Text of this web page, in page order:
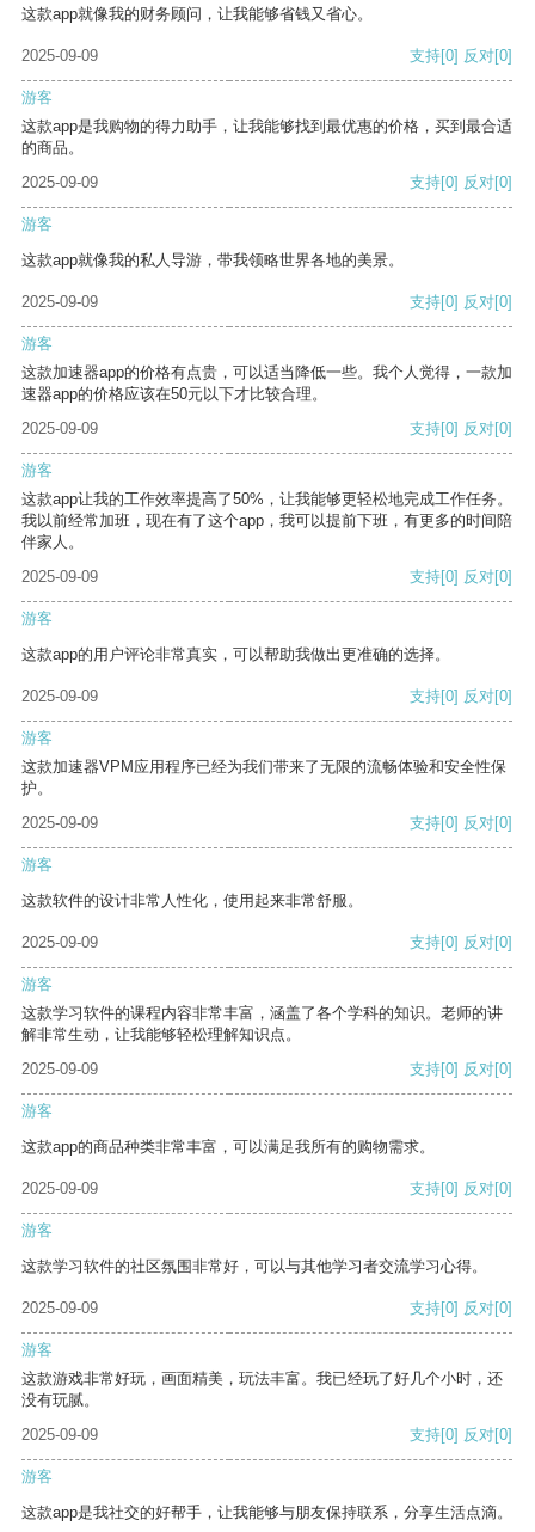
这款app就像我的财务顾问，让我能够省钱又省心。
2025-09-09 支持[0] 反对[0]
游客
这款app是我购物的得力助手，让我能够找到最优惠的价格，买到最合适
的商品。
2025-09-09
支持[0] 反对[0]
游客
这款app就像我的私人导游，带我领略世界各地的美景。
2025-09-09 支持[0] 反对[0]
游客
这款加速器app的价格有点贵，可以适当降低一些。我个人觉得，一款加
速器app的价格应该在50元以下才比较合理。
2025-09-09
支持[0] 反对[0]
游客
这款app让我的工作效率提高了50%，让我能够更轻松地完成工作任务。
我以前经常加班，现在有了这个app，我可以提前下班，有更多的时间陪
伴家人。
2025-09-09
支持[0] 反对[0]
游客
这款app的用户评论非常真实，可以帮助我做出更准确的选择。
2025-09-09 支持[0] 反对[0]
游客
这款加速器VPM应用程序已经为我们带来了无限的流畅体验和安全性保
护。
2025-09-09
支持[0] 反对[0]
游客
这款软件的设计非常人性化，使用起来非常舒服。
2025-09-09 支持[0] 反对[0]
游客
这款学习软件的课程内容非常丰富，涵盖了各个学科的知识。老师的讲
解非常生动，让我能够轻松理解知识点。
2025-09-09
支持[0] 反对[0]
游客
这款app的商品种类非常丰富，可以满足我所有的购物需求。
2025-09-09 支持[0] 反对[0]
游客
这款学习软件的社区氛围非常好，可以与其他学习者交流学习心得。
2025-09-09 支持[0] 反对[0]
游客
这款游戏非常好玩，画面精美，玩法丰富。我已经玩了好几个小时，还
没有玩腻。
2025-09-09
支持[0] 反对[0]
游客
这款app是我社交的好帮手，让我能够与朋友保持联系，分享生活点滴。